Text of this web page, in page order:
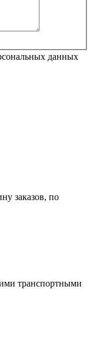
данных
заказов, по
транспортными